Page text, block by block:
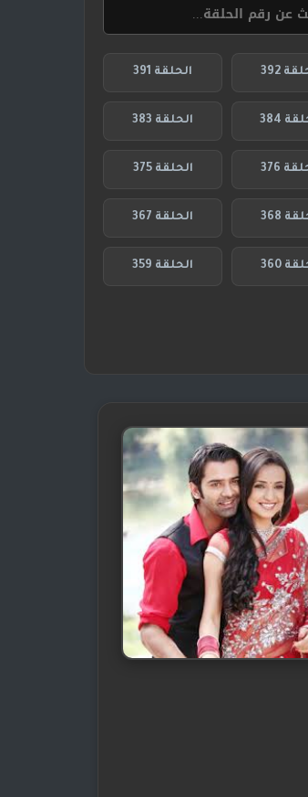
392 الحلقة 391
384 الحلقة 383
376 الحلقة 375
368 الحلقة 367
360 الحلقة 359